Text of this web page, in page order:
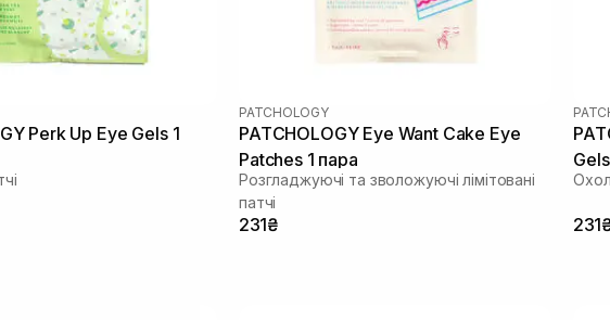
Perk Up Eye Gels 1
PATCHOLOGY
PATCHOLOGY Eye Want Cake Eye
Patches 1 пара
Розгладжуючі та зволожуючі лімітовані
патчі
231₴